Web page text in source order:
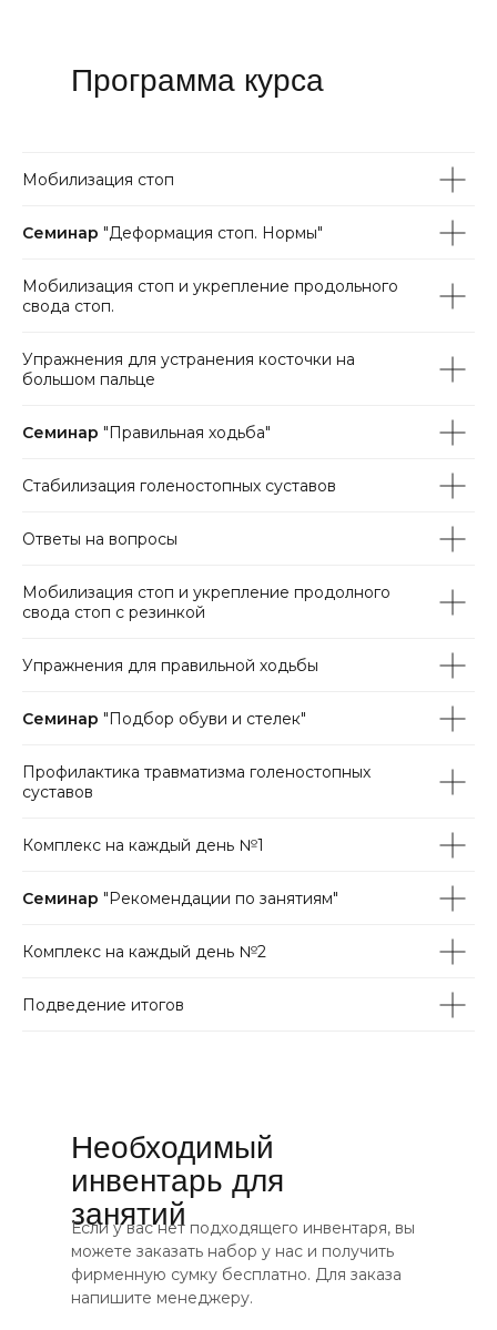
Программа курса
Мобилизация стоп
Семинар "Деформация стоп. Нормы"
Мобилизация стоп и укрепление продольного
свода стоп.
Упражнения для устранения косточки на
большом пальце
Семинар "Правильная ходьба"
Стабилизация голеностопных суставов
Ответы на вопросы
Мобилизация стоп и укрепление продолного
свода стоп с резинкой
Упражнения для правильной ходьбы
Семинар "Подбор обуви и стелек"
Профилактика травматизма голеностопных
суставов
Комплекс на каждый день №1
Семинар "Рекомендации по занятиям"
Комплекс на каждый день №2
Подведение итогов
Необходимый
инвентарь для
занятий
Если у вас нет подходящего инвентаря, вы
можете заказать набор у нас и получить
фирменную сумку бесплатно. Для заказа
напишите менеджеру.